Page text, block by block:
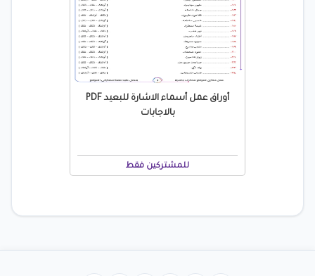
أوراق عمل أسماء الاشارة للبعيد PDF
بالاجابات
للمشتركين فقط